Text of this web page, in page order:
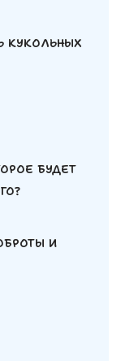
КУКОЛЬНЫХ
БУДЕТ
И